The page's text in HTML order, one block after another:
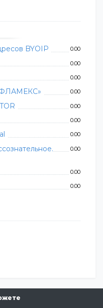
BYOIP 0.00
0.00
0.00
0.00
0.00
0.00
0.00
0.00
0.00
0.00